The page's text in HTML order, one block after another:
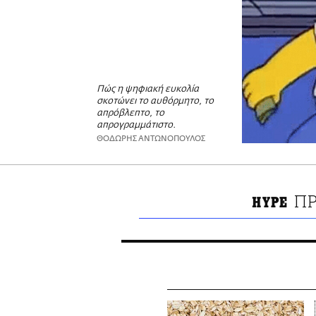
Πώς η ψηφιακή ευκολία
σκοτώνει το αυθόρμητο, το
απρόβλεπτο, το
απρογραμμάτιστο.
ΘΟΔΩΡΗΣ ΑΝΤΩΝΟΠΟΥΛΟΣ
HYPE